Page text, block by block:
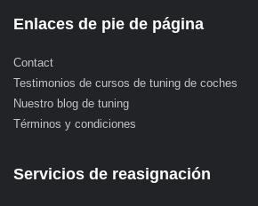
Enlaces de pie de página
Contact
Testimonios de cursos de tuning de coches
Nuestro blog de tuning
Términos y condiciones
Servicios de reasignación